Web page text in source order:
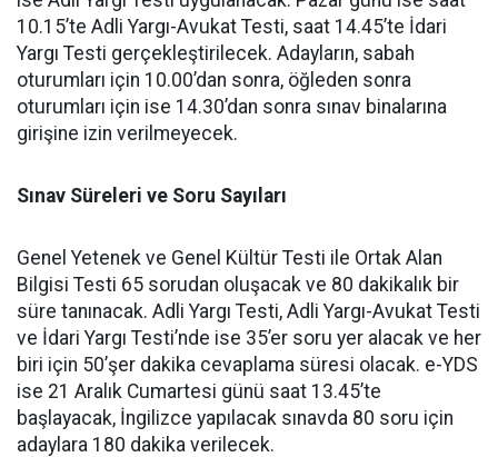
10.15’te Adli Yargı-Avukat Testi, saat 14.45’te İdari
Yargı Testi gerçekleştirilecek. Adayların, sabah
oturumları için 10.00’dan sonra, öğleden sonra
oturumları için ise 14.30’dan sonra sınav binalarına
girişine izin verilmeyecek.
Sınav Süreleri ve Soru Sayıları
Genel Yetenek ve Genel Kültür Testi ile Ortak Alan
Bilgisi Testi 65 sorudan oluşacak ve 80 dakikalık bir
süre tanınacak. Adli Yargı Testi, Adli Yargı-Avukat Testi
ve İdari Yargı Testi’nde ise 35’er soru yer alacak ve her
biri için 50’şer dakika cevaplama süresi olacak. e-YDS
ise 21 Aralık Cumartesi günü saat 13.45’te
başlayacak, İngilizce yapılacak sınavda 80 soru için
adaylara 180 dakika verilecek.